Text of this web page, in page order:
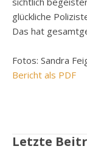
glückliche
Das hat
Fotos: Sandra
Bericht als PDF
Letzte